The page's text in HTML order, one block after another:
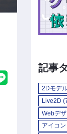
記事
2Dモデ
Live2D
Webデ
アイコン